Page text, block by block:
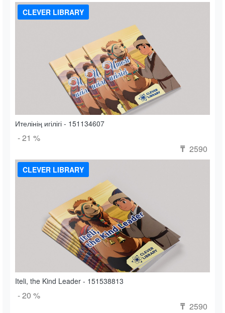
CLEVER LIBRARY
Ителінің игілігі - 151134607
- 21 %
₸ 2590
CLEVER LIBRARY
Iteli, the Kind Leader - 151538813
- 20 %
₸ 2590